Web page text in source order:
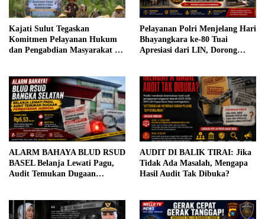
Kajati Sulut Tegaskan
Komitmen Pelayanan Hukum
dan Pengabdian Masyarakat di
Pelayanan Polri Menjelang Hari
Bhayangkara ke-80 Tuai
Apresiasi dari LIN, Dorong
ALARM BAHAYA BLUD RSUD
BASEL Belanja Lewati Pagu,
Audit Temukan Dugaan
AUDIT DI BALIK TIRAI: Jika
Tidak Ada Masalah, Mengapa
Hasil Audit Tak Dibuka?